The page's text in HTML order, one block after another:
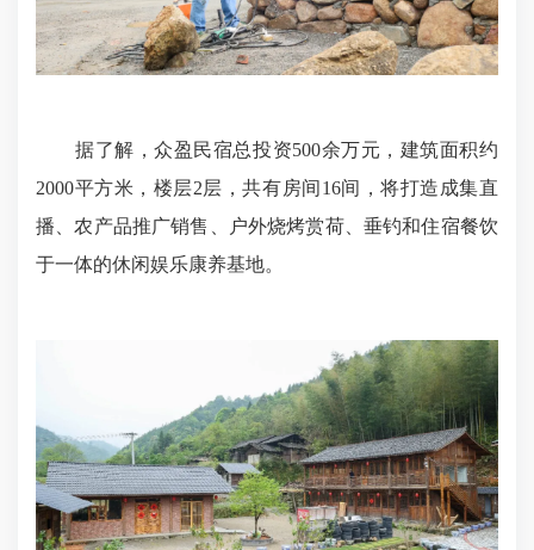
据了解，众盈民宿总投资500余万元，建筑面积约
2000平方米，楼层2层，共有房间16间，将打造成集直
播、农产品推广销售、户外烧烤赏荷、垂钓和住宿餐饮
于一体的休闲娱乐康养基地。